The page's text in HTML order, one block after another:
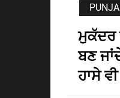
ਮੁਕੱਦਰ
ਬਣ
ਹਾਸੇ